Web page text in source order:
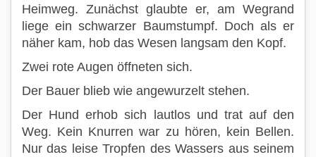
Heimweg. Zunächst glaubte er, am Wegrand
liege ein schwarzer Baumstumpf. Doch als er
näher kam, hob das Wesen langsam den Kopf.
Zwei rote Augen öffneten sich.
Der Bauer blieb wie angewurzelt stehen.
Der Hund erhob sich lautlos und trat auf den
Weg. Kein Knurren war zu hören, kein Bellen.
Nur das leise Tropfen des Wassers aus seinem